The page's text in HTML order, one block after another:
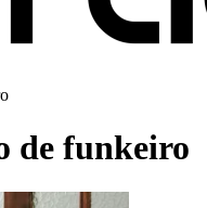
de funkeiro